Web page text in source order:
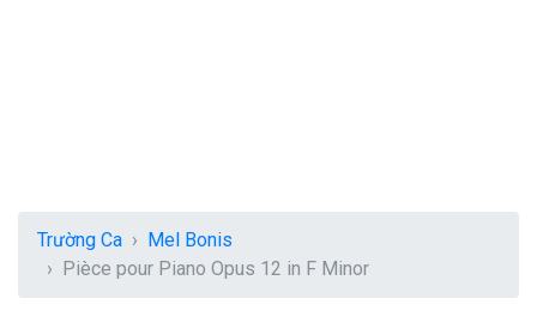
Trường Ca
Mel Bonis
Pièce pour Piano Opus 12 in F Minor